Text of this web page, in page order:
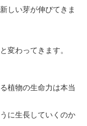
しい芽が伸びてきま
変わってきます。
植物の生命力は本当
に生長していくのか